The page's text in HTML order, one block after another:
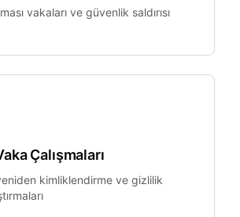
vakaları ve güvenlik saldırısı
Çalışmaları
kimliklendirme ve gizlilik